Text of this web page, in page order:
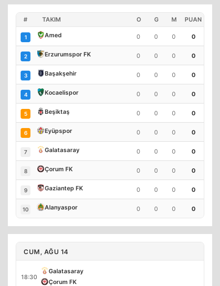
# TAKIM O G M PUAN
1 Amed 0 0 0 0
2 Erzurumspor FK 0 0 0 0
3 Başakşehir 0 0 0 0
4 Kocaelispor 0 0 0 0
5 Beşiktaş 0 0 0 0
6 Eyüpspor 0 0 0 0
7 Galatasaray 0 0 0 0
8 Çorum FK 0 0 0 0
9 Gaziantep FK 0 0 0 0
10 Alanyaspor 0 0 0 0
CUM, AĞU 14
18:30
Galatasaray
Çorum FK